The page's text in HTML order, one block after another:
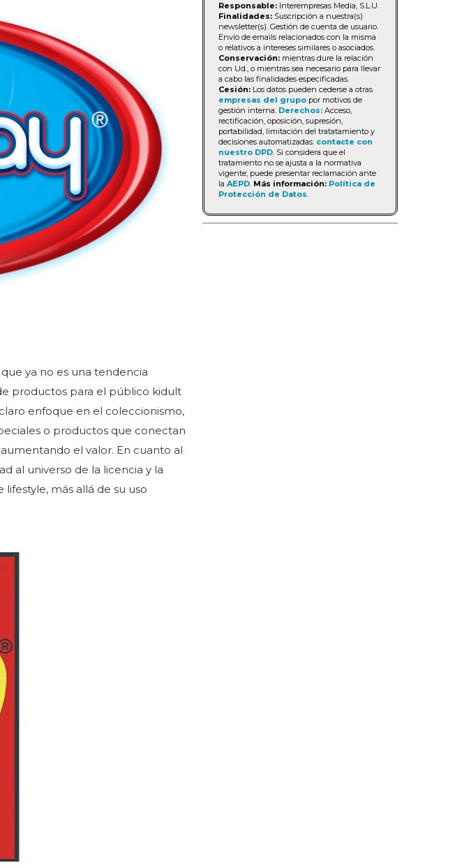
ya no es una tendencia
productos para el público kidult
enfoque en el coleccionismo,
o productos que conectan
el valor. En cuanto al
al universo de la licencia y la
más allá de su uso
Responsable: Interempresas Media, S.L.U.
Finalidades: Suscripción a nuestra(s)
newsletter(s). Gestión de cuenta de usuario.
Envío de emails relacionados con la misma
o relativos a intereses similares o asociados.
Conservación: mientras dure la relación
con Ud., o mientras sea necesario para llevar
a cabo las finalidades especificadas.
Cesión: Los datos pueden cederse a otras
empresas del grupo por motivos de
gestión interna. Derechos: Acceso,
rectificación, oposición, supresión,
portabilidad, limitación del tratatamiento y
decisiones automatizadas: contacte con
nuestro DPD. Si considera que el
tratamiento no se ajusta a la normativa
vigente, puede presentar reclamación ante
la AEPD. Más información: Política de
Protección de Datos.